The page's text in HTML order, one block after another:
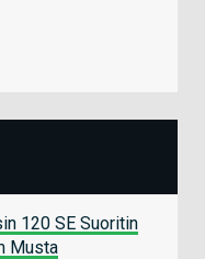
120 SE Suoritin
Musta